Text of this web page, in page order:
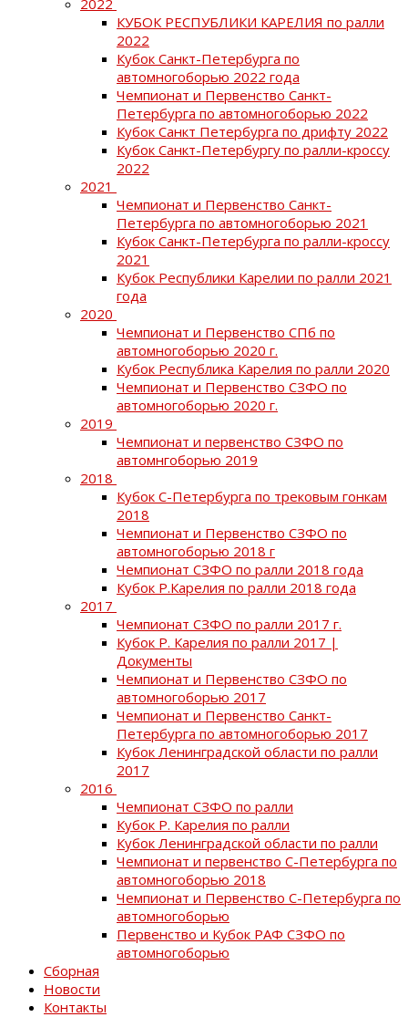
КУБОК РЕСПУБЛИКИ КАРЕЛИЯ по ралли
2022
Кубок Санкт-Петербурга по
автомногоборью 2022 года
Чемпионат и Первенство Санкт-
Петербурга по автомногоборью 2022
Кубок Санкт Петербурга по дрифту 2022
Кубок Санкт-Петербургу по ралли-кроссу
2022
2021
Чемпионат и Первенство Санкт-
Петербурга по автомногоборью 2021
Кубок Санкт-Петербурга по ралли-кроссу
2021
Кубок Республики Карелии по ралли 2021
года
2020
Чемпионат и Первенство СПб по
автомногоборью 2020 г.
Кубок Республика Карелия по ралли 2020
Чемпионат и Первенство СЗФО по
автомногоборью 2020 г.
2019
Чемпионат и первенство СЗФО по
автомнгоборью 2019
2018
Кубок С-Петербурга по трековым гонкам
2018
Чемпионат и Первенство СЗФО по
автомногоборью 2018 г
Чемпионат СЗФО по ралли 2018 года
Кубок Р.Карелия по ралли 2018 года
2017
Чемпионат СЗФО по ралли 2017 г.
Кубок Р. Карелия по ралли 2017 |
Документы
Чемпионат и Первенство СЗФО по
автомногоборью 2017
Чемпионат и Первенство Санкт-
Петербурга по автомногоборью 2017
Кубок Ленинградской области по ралли
2017
2016
Чемпионат СЗФО по ралли
Кубок Р. Карелия по ралли
Кубок Ленинградской области по ралли
Чемпионат и первенство С-Петербурга по
автомногоборью 2018
Чемпионат и Первенство С-Петербурга по
автомногоборью
Первенство и Кубок РАФ СЗФО по
автомногоборью
Сборная
Новости
Контакты